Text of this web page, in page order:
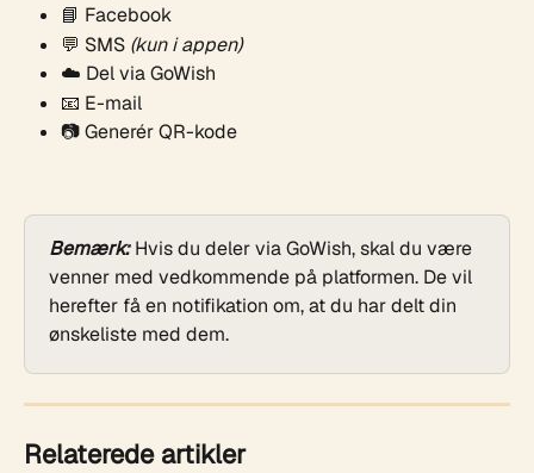
📘 Facebook
💬 SMS (kun i appen)
☁️ Del via GoWish
📧 E-mail
📷 Generér QR-kode
Bemærk: Hvis du deler via GoWish, skal du være
venner med vedkommende på platformen. De vil
herefter få en notifikation om, at du har delt din
ønskeliste med dem.
Relaterede artikler